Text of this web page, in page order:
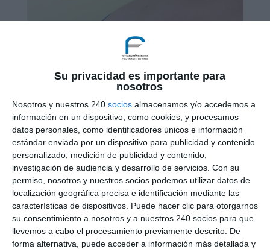
Su privacidad es importante para
nosotros
Nosotros y nuestros 240 socios almacenamos y/o accedemos a
información en un dispositivo, como cookies, y procesamos
datos personales, como identificadores únicos e información
estándar enviada por un dispositivo para publicidad y contenido
personalizado, medición de publicidad y contenido,
investigación de audiencia y desarrollo de servicios. Con su
permiso, nosotros y nuestros socios podemos utilizar datos de
localización geográfica precisa e identificación mediante las
características de dispositivos. Puede hacer clic para otorgarnos
su consentimiento a nosotros y a nuestros 240 socios para que
llevemos a cabo el procesamiento previamente descrito. De
forma alternativa, puede acceder a información más detallada y
Estiramiento del serratos 2
porConsulta Enrique Garcia Ballesteros|Feb 27,
2018
Estiramiento del angular omóplato...